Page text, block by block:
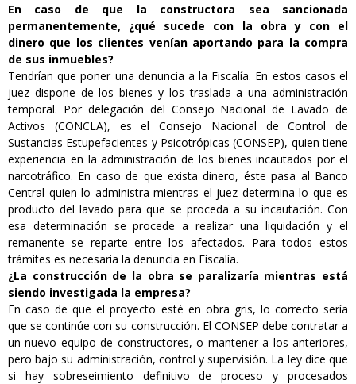
En caso de que la constructora sea sancionada
permanentemente, ¿qué sucede con la obra y con el
dinero que los clientes venían aportando para la compra
de sus inmuebles?
Tendrían que poner una denuncia a la Fiscalía. En estos casos el
juez dispone de los bienes y los traslada a una administración
temporal. Por delegación del Consejo Nacional de Lavado de
Activos (CONCLA), es el Consejo Nacional de Control de
Sustancias Estupefacientes y Psicotrópicas (CONSEP), quien tiene
experiencia en la administración de los bienes incautados por el
narcotráfico. En caso de que exista dinero, éste pasa al Banco
Central quien lo administra mientras el juez determina lo que es
producto del lavado para que se proceda a su incautación. Con
esa determinación se procede a realizar una liquidación y el
remanente se reparte entre los afectados. Para todos estos
trámites es necesaria la denuncia en Fiscalía.
¿La construcción de la obra se paralizaría mientras está
siendo investigada la empresa?
En caso de que el proyecto esté en obra gris, lo correcto sería
que se continúe con su construcción. El CONSEP debe contratar a
un nuevo equipo de constructores, o mantener a los anteriores,
pero bajo su administración, control y supervisión. La ley dice que
si hay sobreseimiento definitivo de proceso y procesados